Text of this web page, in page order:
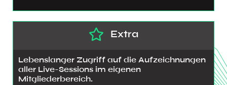
Extra
Lebenslanger Zugriff auf die Aufzeichnungen
aller Live-Sessions im eigenen
Mitgliederbereich.